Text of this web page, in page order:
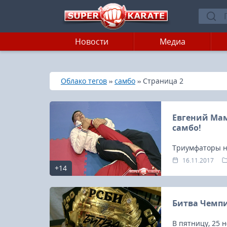
Новости Медиа
Главная
»
Облако тегов » самбо » Страница 2
+14
Евгений
самбо!
Триумфаторы
Альсим
16.11.2017
Битва
В пятницу, 25